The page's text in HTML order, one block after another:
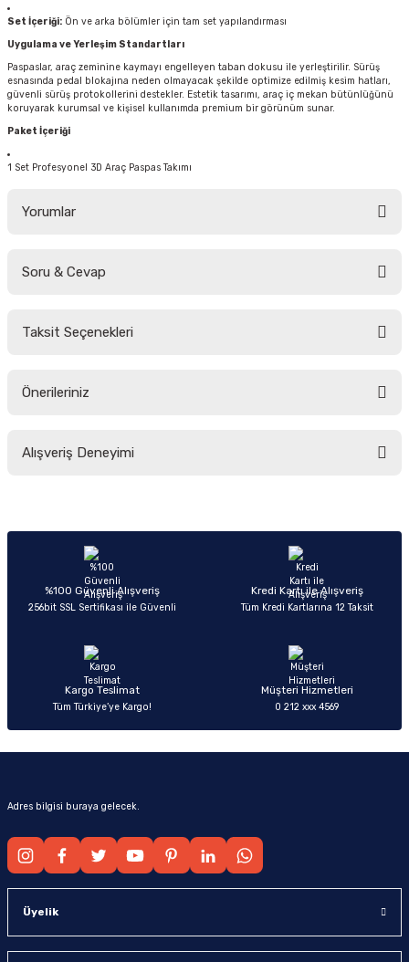
Set İçeriği: Ön ve arka bölümler için tam set yapılandırması
Uygulama ve Yerleşim Standartları
Paspaslar, araç zeminine kaymayı engelleyen taban dokusu ile yerleştirilir. Sürüş
esnasında pedal blokajına neden olmayacak şekilde optimize edilmiş kesim hatları,
güvenli sürüş protokollerini destekler. Estetik tasarımı, araç iç mekan bütünlüğünü
koruyarak kurumsal ve kişisel kullanımda premium bir görünüm sunar.
Paket İçeriği
1 Set Profesyonel 3D Araç Paspas Takımı
Yorumlar
Soru & Cevap
Taksit Seçenekleri
Önerileriniz
yetersiz gördüğünüz noktaları öneri formunu kullanarak tarafımıza
Ürün açıklamasında eksik bilgiler bulunuyor.
Ürün bilgilerinde hatalar bulunuyor.
Ürün fiyatı diğer sitelerden daha pahalı.
Alışveriş Deneyimi
Sitemize ilk yorumu siz yapın!
%100 Güvenli Alışveriş
256bit SSL Sertifikası ile Güvenli
Kredi Kartı ile Alışveriş
Tüm Kredi Kartlarına 12 Taksit
Kargo Teslimat
Tüm Türkiye’ye Kargo!
Müşteri Hizmetleri
0 212 xxx 4569
Adres bilgisi buraya gelecek.
Üyelik